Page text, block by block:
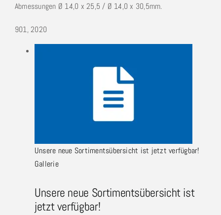
Abmessungen Ø 14,0 x 25,5 / Ø 14,0 x 30,5mm.
901, 2020
Unsere neue Sortimentsübersicht ist jetzt verfügbar!
Gallerie
Unsere neue Sortimentsübersicht ist
jetzt verfügbar!